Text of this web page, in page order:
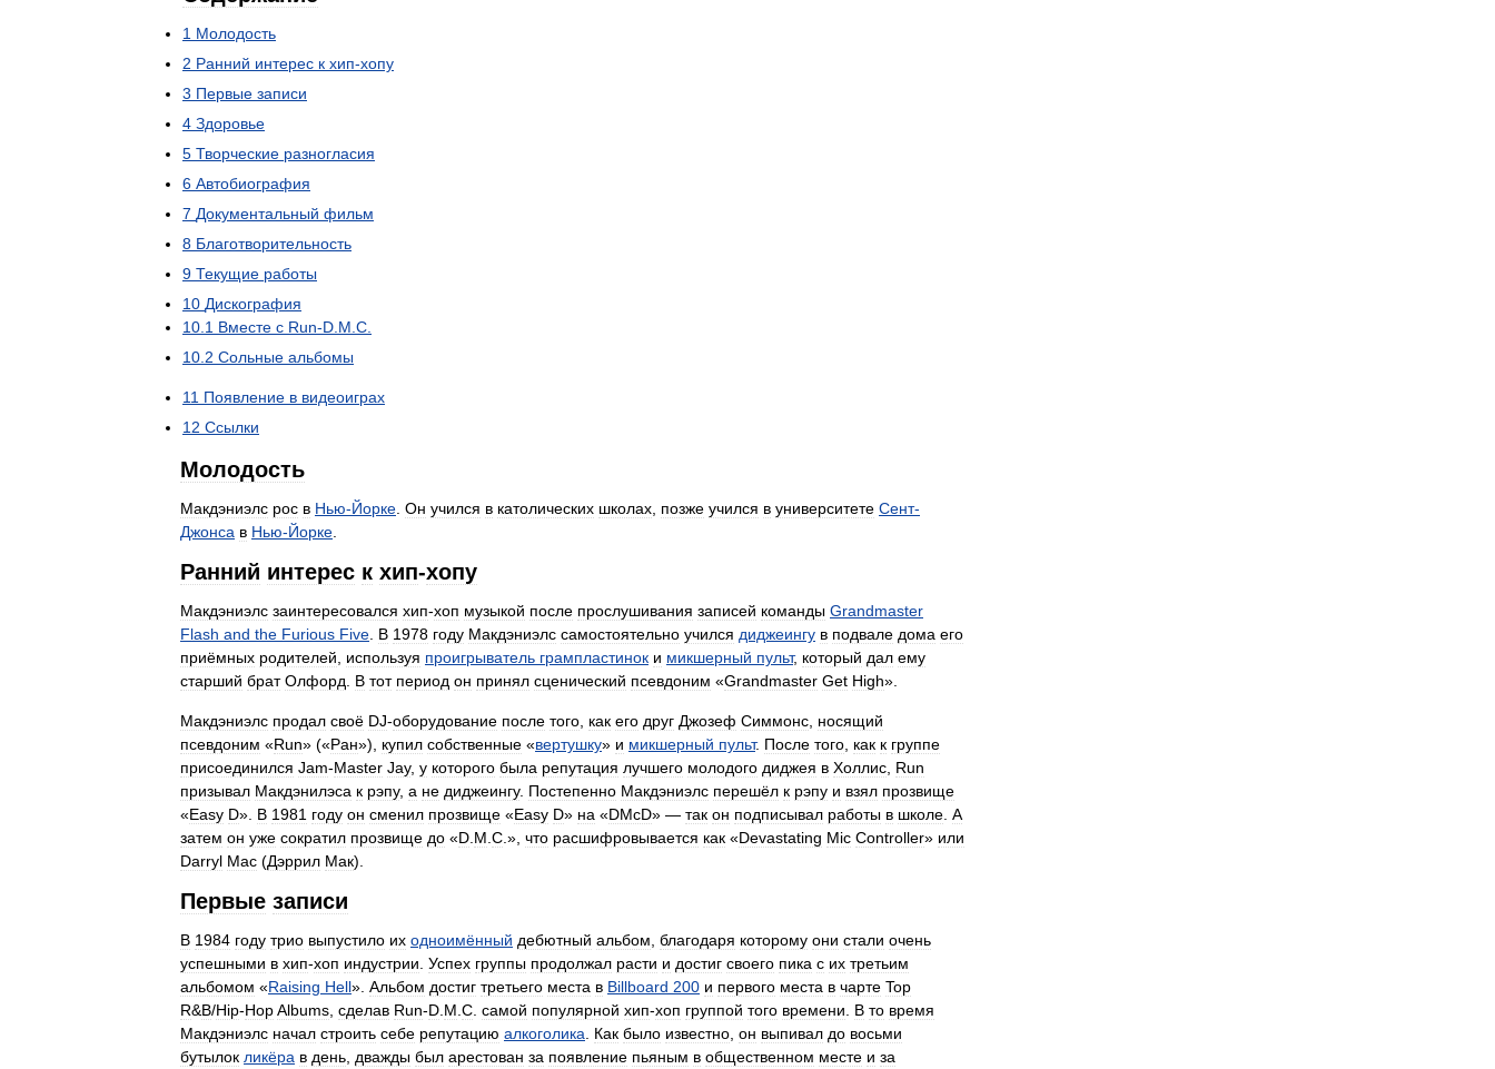
1 Молодость
2 Ранний интерес к хип-хопу
3 Первые записи
4 Здоровье
5 Творческие разногласия
6 Автобиография
7 Документальный фильм
8 Благотворительность
9 Текущие работы
10 Дискография
10 1 Вместе с Run-D M C
10 2 Сольные альбомы
11 Появление в видеоиграх
12 Ссылки
Молодость
Макдэниэлс рос в Нью-Йорке Он учился в католических школах позже учился в университете Сент-
Джонса в Нью-Йорке
Ранний интерес к хип-хопу
Макдэниэлс заинтересовался хип-хоп музыкой после прослушивания записей команды Grandmaster
Flash and the Furious Five В 1978 году Макдэниэлс самостоятельно учился диджеингу в подвале дома его
приёмных родителей используя проигрыватель грампластинок и микшерный пульт, который дал ему
старший брат Олфорд В тот период он принял сценический псевдоним «Grandmaster Get High».
Макдэниэлс продал своё DJ-оборудование после того как его друг Джозеф Симмонс носящий
псевдоним «Run» («Ран»), купил собственные «вертушку» и микшерный пульт. После того как к группе
присоединился Jam-Master Jay, у которого была репутация лучшего молодого диджея в Холлис Run
призывал Макдэнилэса к рэпу, а не диджеингу. Постепенно Макдэниэлс перешёл к рэпу и взял прозвище
«Easy D». В 1981 году он сменил прозвище «Easy D» на «DMcD» — так он подписывал работы в школе А
затем он уже сократил прозвище до «D M C .», что расшифровывается как «Devastating Mic Controller» или
Darryl Mac (Дэррил Мак).
Первые записи
В 1984 году трио выпустило их одноимённый дебютный альбом благодаря которому они стали очень
успешными в хип-хоп индустрии Успех группы продолжал расти и достиг своего пика с их третьим
альбомом «Raising Hell». Альбом достиг третьего места в Billboard 200 и первого места в чарте Top
R&B/Hip-HopAlbums сделав Run-D M C самой популярной хип-хоп группой того времени В то время
Макдэниэлс начал строить себе репутацию алкоголика Как было известно он выпивал до восьми
бутылок ликёра в день дважды был арестован за появление пьяным в общественном месте и за